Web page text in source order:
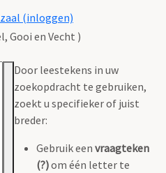
(inloggen)
Gooi en Vecht )
Door leestekens in uw
zoekopdracht te gebruiken,
zoekt u specifieker of juist
breder:
Gebruik een vraagteken
(?)om één letter te